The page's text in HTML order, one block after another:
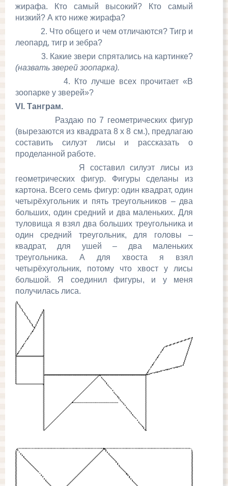
жирафа. Кто самый высокий? Кто самый
низкий? А кто ниже жирафа?
2. Что общего и чем отличаются? Тигр и
леопард, тигр и зебра?
3. Какие звери спрятались на картинке?
(назвать зверей зоопарка).
4. Кто лучше всех прочитает «В
зоопарке у зверей»?
VI . Танграм.
Раздаю по 7 геометрических фигур
(вырезаются из квадрата 8 х 8 см.), предлагаю
составить силуэт лисы и рассказать о
проделанной работе.
Я составил силуэт лисы из
геометрических фигур. Фигуры сделаны из
картона. Всего семь фигур: один квадрат, один
четырёхугольник и пять треугольников – два
больших, один средний и два маленьких. Для
туловища я взял два больших треугольника и
один средний треугольник, для головы –
квадрат, для ушей – два маленьких
треугольника. А для хвоста я взял
четырёхугольник, потому что хвост у лисы
большой. Я соединил фигуры, и у меня
получилась лиса.